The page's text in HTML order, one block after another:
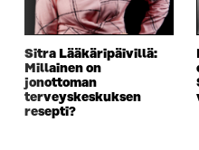
Sitra Lääkäripäivillä:
Millainen on
jonottoman
terveyskeskuksen
resepti?